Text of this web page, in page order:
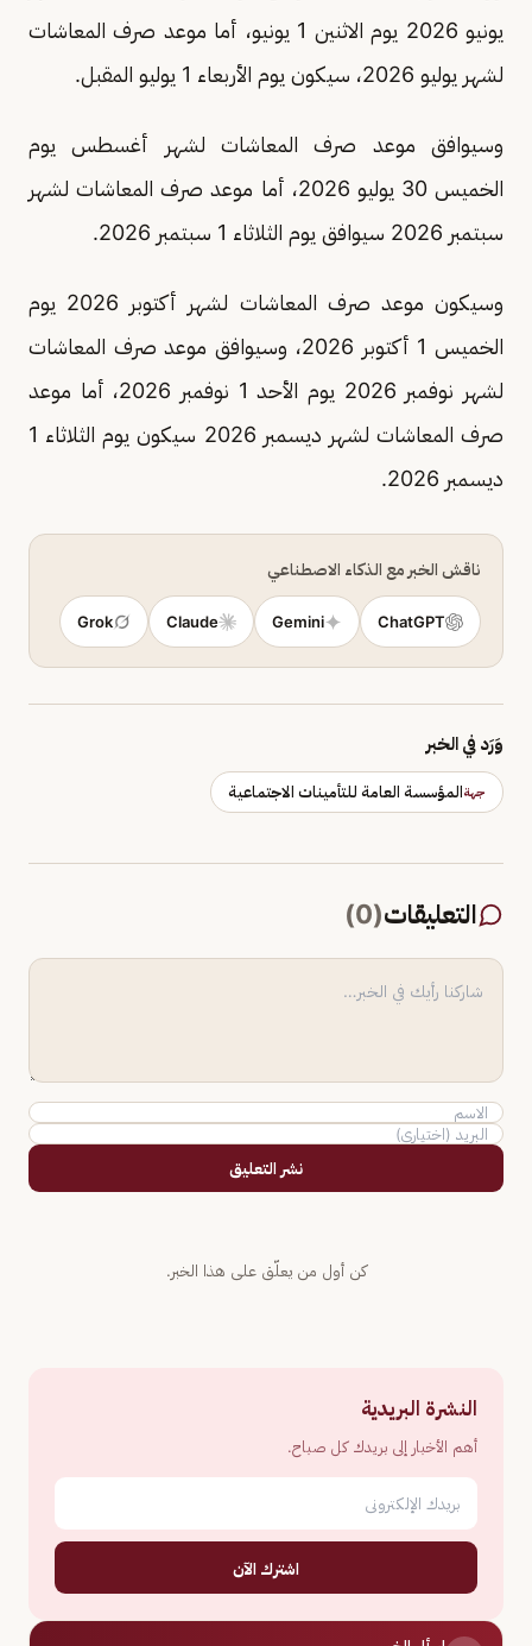
يونيو 2026 يوم الاثنين 1 يونيو، أما موعد صرف المعاشات
لشهر يوليو 2026، سيكون يوم الأربعاء 1 يوليو المقبل.
وسيوافق موعد صرف المعاشات لشهر أغسطس يوم
الخميس 30 يوليو 2026، أما موعد صرف المعاشات لشهر
سبتمبر 2026 سيوافق يوم الثلاثاء 1 سبتمبر 2026.
وسيكون موعد صرف المعاشات لشهر أكتوبر 2026 يوم
الخميس 1 أكتوبر 2026، وسيوافق موعد صرف المعاشات
لشهر نوفمبر 2026 يوم الأحد 1 نوفمبر 2026، أما موعد
صرف المعاشات لشهر ديسمبر 2026 سيكون يوم الثلاثاء 1
ديسمبر 2026.
ناقش الخبر مع الذكاء الاصطناعي
ChatGPT
Gemini
Claude
Grok
وَرَد في الخبر
جهةالمؤسسة العامة للتأمينات الاجتماعية
التعليقات(
0
)
نشر التعليق
كن أول من يعلّق على هذا الخبر.
النشرة البريدية
أهم الأخبار إلى بريدك كل صباح.
اشترك الآن